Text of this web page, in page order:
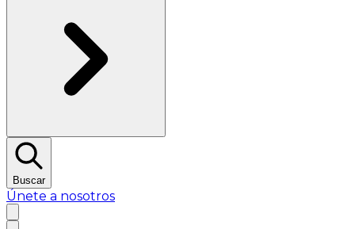
Buscar
Únete a nosotros